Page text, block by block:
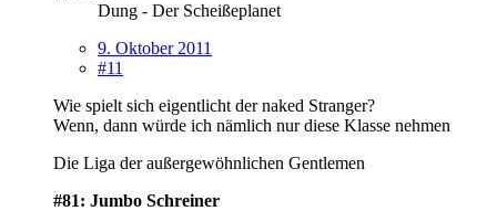
Dung - Der Scheißeplanet
9. Oktober 2011
#11
Wie spielt sich eigentlicht der naked Stranger?
Wenn, dann würde ich nämlich nur diese Klasse nehmen
Die Liga der außergewöhnlichen Gentlemen
#81: Jumbo Schreiner